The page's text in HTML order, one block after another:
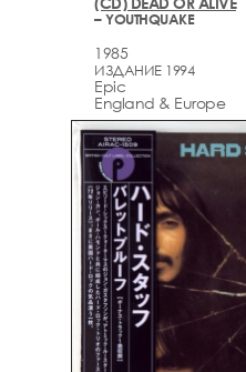
– YOUTHQUAKE
1985
ИЗДАНИЕ 1994
Epic
England & Europe